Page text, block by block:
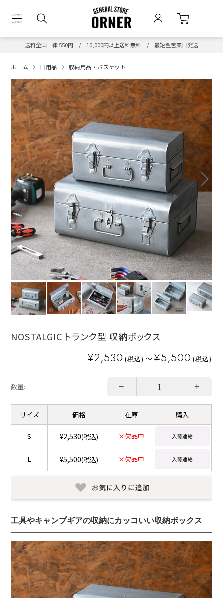
送料全国一律 550円 / 10,000円以上送料無料 / 最短翌営業日発送
ホーム 日用品 収納用品・バスケット
NOSTALGIC トランク型 収納ボックス
¥2,530 (税込) ～ ¥5,500 (税込)
数量: − +
サイズ 価格 在庫 購入
S ¥2,530(税込) ×欠品中
L ¥5,500(税込) ×欠品中
工具やキャンプギアの収納にカッコいい収納ボックス